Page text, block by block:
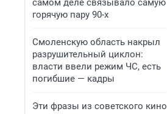
самом деле связывало самую
горячую пару 90-х
Смоленскую область накрыл
разрушительный циклон:
власти ввели режим ЧС, есть
погибшие — кадры
Эти фразы из советского кино